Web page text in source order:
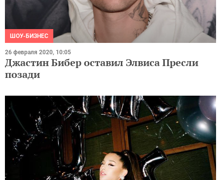
ШОУ-БИЗНЕС
26 февраля 2020, 10:05
Джастин Бибер оставил Элвиса Пресли
позади